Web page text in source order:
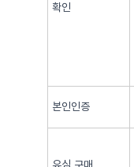
확인
본인인증